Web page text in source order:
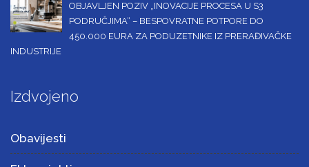
OBJAVLJEN POZIV „INOVACIJE PROCESA U S3
PODRUČJIMA“ – BESPOVRATNE POTPORE DO
450.000 EURA ZA PODUZETNIKE IZ PRERAĐIVAČKE
INDUSTRIJE
Izdvojeno
Obavijesti